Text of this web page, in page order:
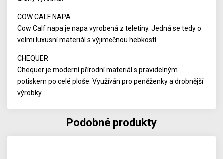
COW CALF NAPA
Cow Calf napa je napa vyrobená z teletiny. Jedná se tedy o
velmi luxusní materiál s výjimečnou hebkostí.
CHEQUER
Chequer je moderní přírodní materiál s pravidelným
potiskem po celé ploše. Využíván pro peněženky a drobnější
výrobky.
Podobné produkty